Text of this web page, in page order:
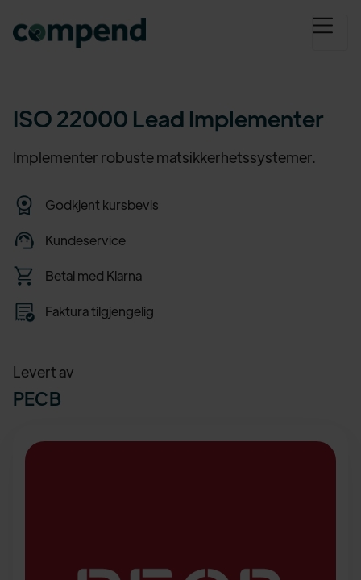
ISO 22000 Lead Implementer
Implementer robuste matsikkerhetssystemer.
Godkjent kursbevis
Kundeservice
Betal med Klarna
Faktura tilgjengelig
Levert av
PECB